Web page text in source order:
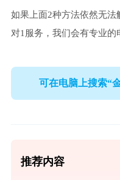
如果上面2种方法依然无法
对1服务，我们会有专业的
可在电脑上搜索“
推荐内容